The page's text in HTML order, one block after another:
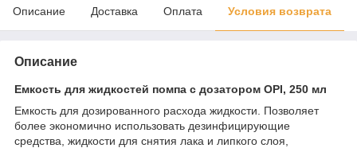
Описание Доставка Оплата Условия возврата
Описание
Емкость для жидкостей помпа с дозатором OPI, 250 мл
Емкость для дозированного расхода жидкости. Позволяет
более экономично использовать дезинфицирующие
средства, жидкости для снятия лака и липкого слоя,